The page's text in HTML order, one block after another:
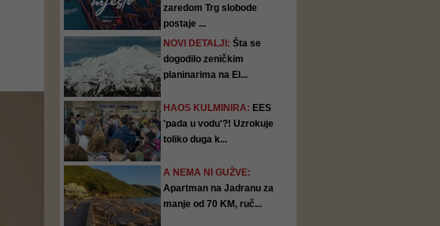
zaredom Trg slobode
postaje ...
NOVI DETALJI: Šta se
dogodilo zeničkim
planinarima na El...
HAOS KULMINIRA: EES
'pada u vodu'?! Uzrokuje
toliko duga k...
A NEMA NI GUŽVE:
Apartman na Jadranu za
manje od 70 KM, ruč...